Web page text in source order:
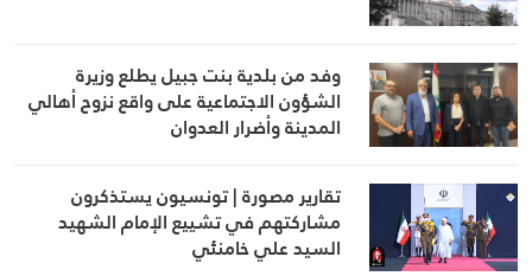
وفد من بلدية بنت جبيل يطلع وزيرة
الشؤون الاجتماعية على واقع نزوح أهالي
المدينة وأضرار العدوان
تقارير مصورة | تونسيون يستذكرون
مشاركتهم في تشييع الإمام الشهيد
السيد علي خامنئي